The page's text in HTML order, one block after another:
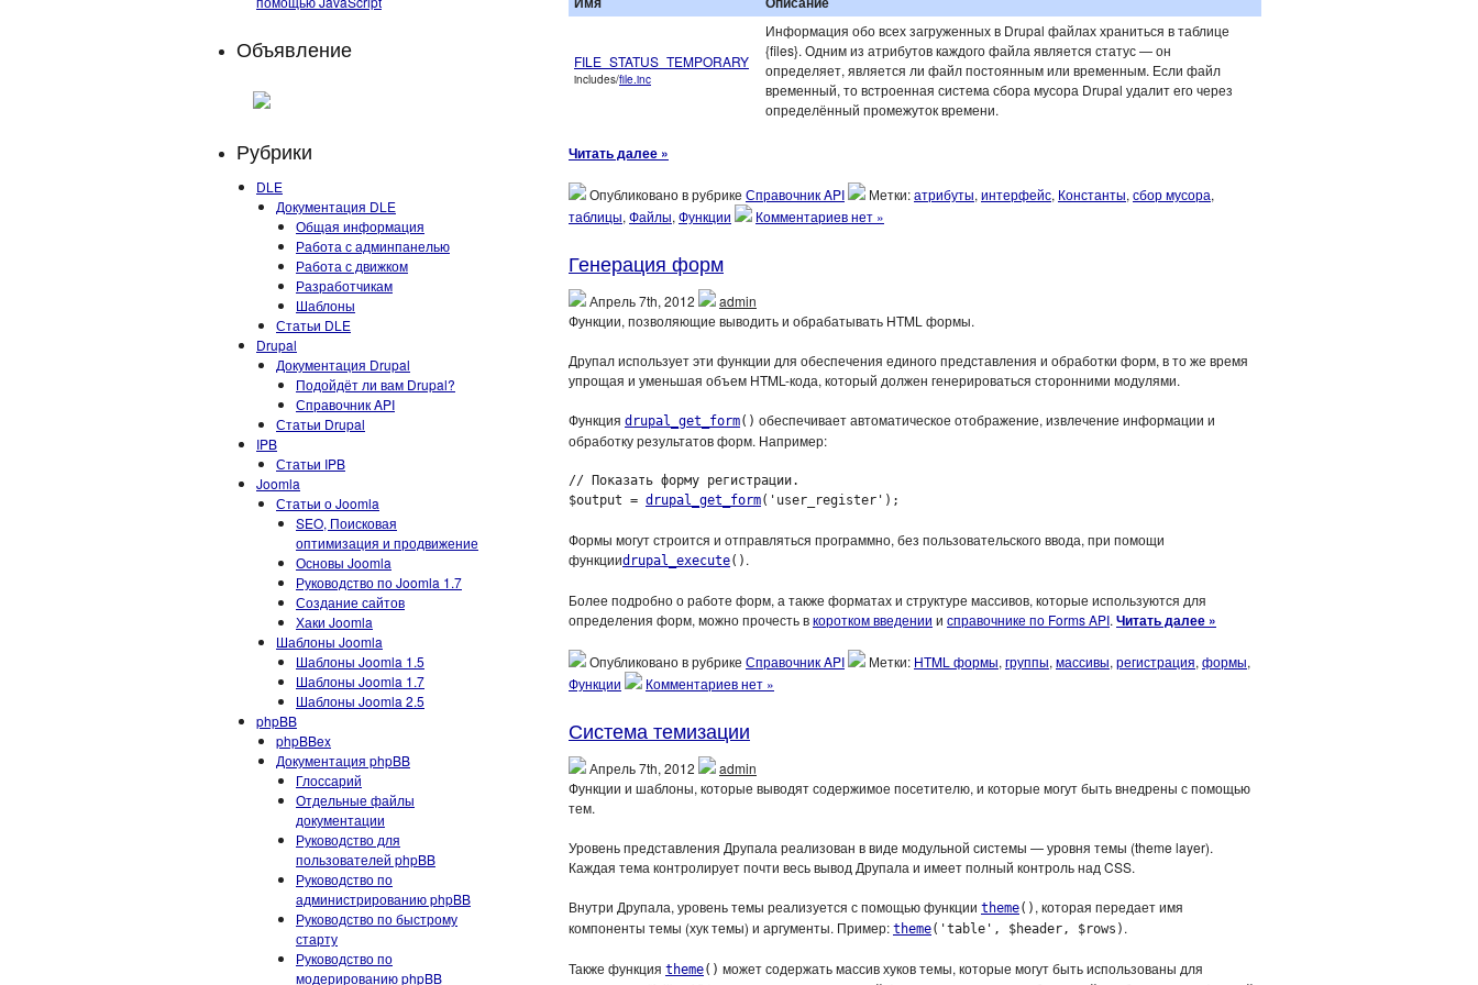
Объявление
Рубрики
DLE
Документация DLE
Общая информация
Работа с админпанелью
Работа с движком
Разработчикам
Шаблоны
Статьи DLE
Drupal
Документация Drupal
Подойдёт ли вам Drupal?
Справочник API
Статьи Drupal
IPB
Статьи IPB
Joomla
Статьи о Joomla
SEO, Поисковая
оптимизация и продвижение
Основы Joomla
Руководство по Joomla 1.7
Создание сайтов
Хаки Joomla
Шаблоны Joomla
Шаблоны Joomla 1.5
Шаблоны Joomla 1.7
Шаблоны Joomla 2.5
phpBB
phpBBex
Документация phpBB
Глоссарий
Отдельные файлы
документации
Руководство для
пользователей phpBB
Руководство по
администрированию phpBB
Руководство по быстрому
старту
Руководство по
модерированию phpBB
FILE_STATUS_TEMPORARY
includes/file.inc
Информация обо всех загруженных в Drupal файлах храниться в таблице
{files}. Одним из атрибутов каждого файла является статус — он
определяет, является ли файл постоянным или временным. Если файл
временный, то встроенная система сбора мусора Drupal удалит его через
определённый промежуток времени.
Читать далее »
Опубликовано в рубрике Справочник API Метки:атрибуты, интерфейс, Константы, сбор мусора,
таблицы, Файлы, Функции Комментариев нет »
Генерация форм
Апрель 7th, 2012
admin
Функции, позволяющие выводить и обрабатывать HTML формы.
Друпал использует эти функции для обеспечения единого представления и обработки форм, в то же время
упрощая и уменьшая объем HTML-кода, который должен генерироваться сторонними модулями.
Функция drupal_get_form() обеспечивает автоматическое отображение, извлечение информации и
обработку результатов форм. Например:
// Показать форму регистрации.
$output = drupal_get_form('user_register');
Формы могут строится и отправляться программно, без пользовательского ввода, при помощи
функцииdrupal_execute() .
Более подробно о работе форм, а также форматах и структуре массивов, которые используются для
определения форм, можно прочесть вкоротком введении и справочнике по Forms API. Читать далее »
Опубликовано в рубрике Справочник API Метки: HTML формы, группы, массивы, регистрация, формы,
Функции
Комментариев нет »
Система темизации
Апрель 7th, 2012
admin
Функции и шаблоны, которые выводят содержимое посетителю, и которые могут быть внедрены с помощью
тем.
Уровень представления Друпала реализован в виде модульной системы — уровня темы (theme layer).
Каждая тема контролирует почти весь вывод Друпала и имеет полный контроль над CSS.
Внутри Друпала, уровень темы реализуется с помощью функции theme() , которая передает имя
компоненты темы (хук темы) и аргументы. Пример: theme('table', $header, $rows) .
Также функция theme() может содержать массив хуков темы, которые могут быть использованы для